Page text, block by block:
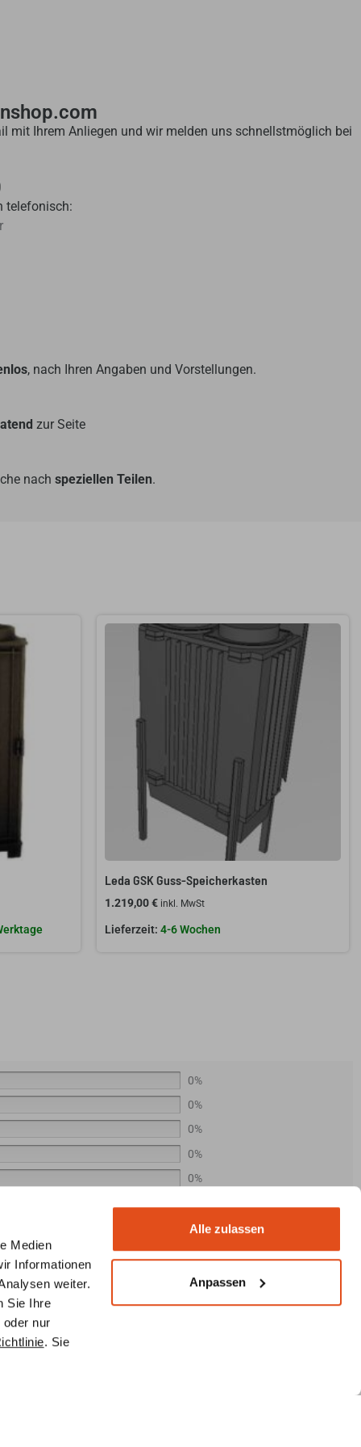
Medien
Informationen
weiter.
Sie Ihre
nur
. Sie
Alle zulassen
Anpassen
mit Ihrem Anliegen und wir melden uns schnellstmöglich bei
telefonisch:
, nach Ihren Angaben und Vorstellungen.
zur Seite
nach speziellen Teilen.
Leda GSK Guss-Speicherkasten
1.219,00€ inkl. MwSt
4-6 Wochen
0%
0%
0%
0%
0%